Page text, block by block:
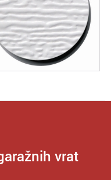
vrat